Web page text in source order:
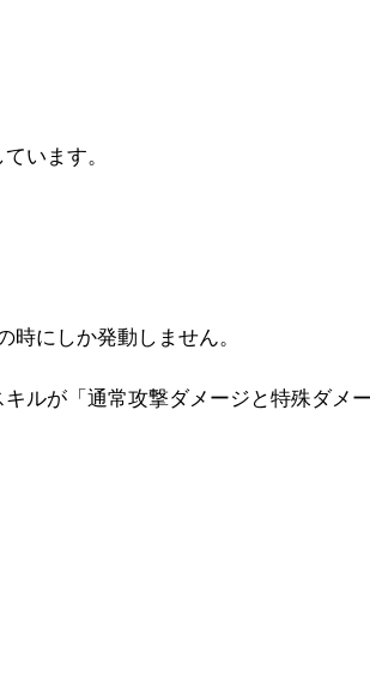
います。
にしか発動しません。
ルが「通常攻撃ダメージと特殊ダメー